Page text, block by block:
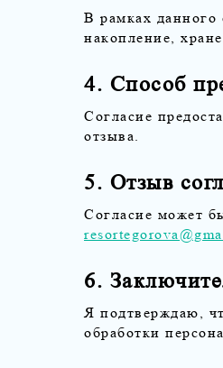
В рамках данного
накопление,
4. Способ
Согласие
отзыва.
5. Отзыв
Согласие может
6.
Я подтверждаю,
обработки